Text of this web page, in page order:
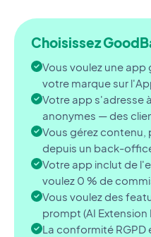
Choisissez
Vous voulez une
votre marque sur
Votre app s'adresse
anonymes — des
Vous gérez
depuis un back-
Votre app inclut de
voulez 0 % de
Vous voulez des
prompt (AI Extension
La conformité